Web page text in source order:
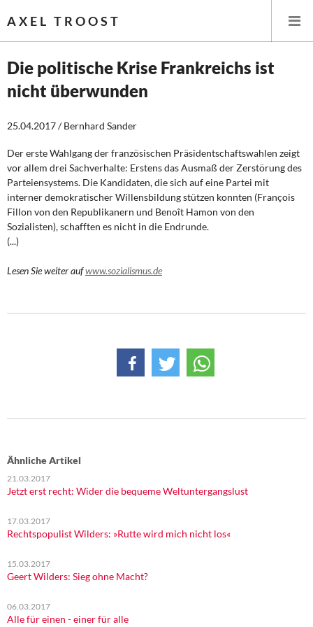
AXEL TROOST
Startseite
Themen
Leitlinien linker Wirtschafts- und Finanzpolitik
Wirtschaftspolitik
Steuer- und Finanzpolitik
Institut Solidarische Moderne
Rosa-Luxemburg-Stiftung
Über mich
Kontakt
Die politische Krise Frankreichs ist
nicht überwunden
25.04.2017 / Bernhard Sander
Der erste Wahlgang der französischen Präsidentschaftswahlen zeigt
vor allem drei Sachverhalte: Erstens das Ausmaß der Zerstörung des
Parteiensystems. Die Kandidaten, die sich auf eine Partei mit
interner demokratischer Willensbildung stützen konnten (François
Fillon von den Republikanern und Benoît Hamon von den
Sozialisten), schafften es nicht in die Endrunde.
(...)
Lesen Sie weiter aufwww.sozialismus.de
Ähnliche Artikel
21.03.2017
Jetzt erst recht: Wider die bequeme Weltuntergangslust
17.03.2017
Rechtspopulist Wilders: »Rutte wird mich nicht los«
15.03.2017
Geert Wilders: Sieg ohne Macht?
06.03.2017
Alle für einen - einer für alle